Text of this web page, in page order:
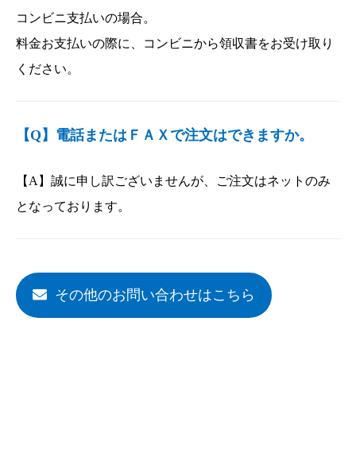
コンビニ支払いの場合。
料金お支払いの際に、コンビニから領収書をお受け取り
ください。
【Q】電話またはＦＡＸで注文はできますか。
【A】誠に申し訳ございませんが、ご注文はネットのみ
となっております。
その他のお問い合わせはこちら